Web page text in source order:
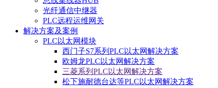
光纤通信中继器
PLC远程运维网关
解决方案及案例
PLC以太网模块
西门子S7系列PLC以太网解决方案
欧姆龙PLC以太网解决方案
三菱系列PLC以太网解决方案
松下施耐德台达等PLC以太网解决方案